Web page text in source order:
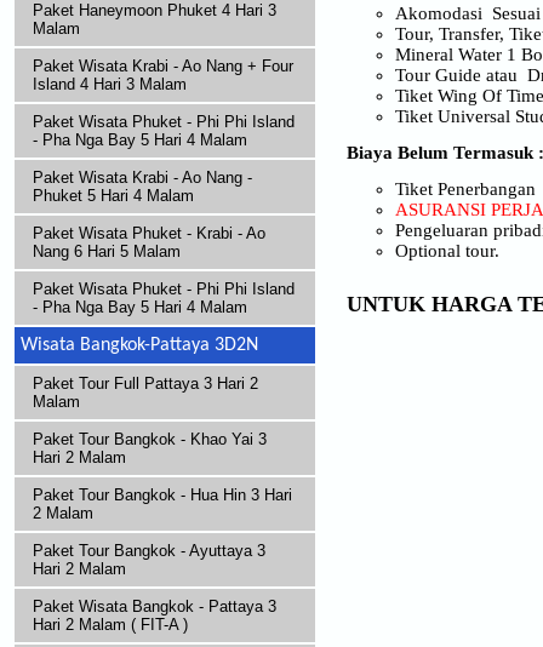
Paket Haneymoon Phuket 4 Hari 3
Malam
Paket Wisata Krabi - Ao Nang + Four
Island 4 Hari 3 Malam
Paket Wisata Phuket - Phi Phi Island
- Pha Nga Bay 5 Hari 4 Malam
Paket Wisata Krabi - Ao Nang -
Phuket 5 Hari 4 Malam
Paket Wisata Phuket - Krabi - Ao
Nang 6 Hari 5 Malam
Paket Wisata Phuket - Phi Phi Island
- Pha Nga Bay 5 Hari 4 Malam
Wisata Bangkok-Pattaya 3D2N
Paket Tour Full Pattaya 3 Hari 2
Malam
Paket Tour Bangkok - Khao Yai 3
Hari 2 Malam
Paket Tour Bangkok - Hua Hin 3 Hari
2 Malam
Paket Tour Bangkok - Ayuttaya 3
Hari 2 Malam
Paket Wisata Bangkok - Pattaya 3
Hari 2 Malam ( FIT-A )
Akomodasi
Tour, Transfer,
Mineral Water 1
Tour Guide atau
Tiket Wing Of
Tiket Universal
Biaya Belum Termasuk :
Tiket Penerbangan
ASURANSI
Pengeluaran
Optional tour.
UNTUK HARGA